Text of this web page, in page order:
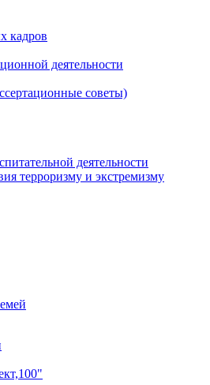
кадров
деятельности
советы)
деятельности
терроризму и экстремизму